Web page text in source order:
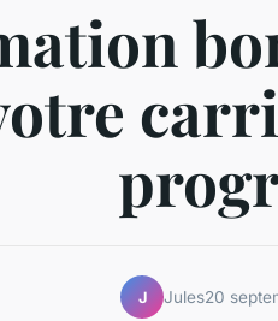
J Jules20